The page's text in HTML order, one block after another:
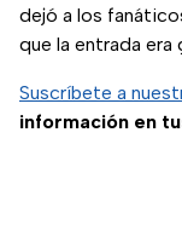
dejó a los
que la entrada era
Suscríbete a
información en